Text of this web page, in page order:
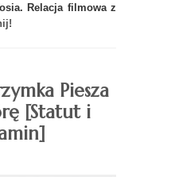
Relacja filmowa z
Piesza
[Statut i